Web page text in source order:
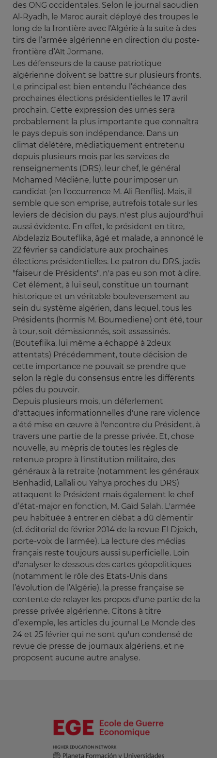
des ONG occidentales. Selon le journal saoudien
Al-Ryadh, le Maroc aurait déployé des troupes le
long de la frontière avec l’Algérie à la suite à des
tirs de l’armée algérienne en direction du poste-
frontière d’Aït Jormane.
Les défenseurs de la cause patriotique
algérienne doivent se battre sur plusieurs fronts.
Le principal est bien entendu l’échéance des
prochaines élections présidentielles le 17 avril
prochain. Cette expression des urnes sera
probablement la plus importante que connaîtra
le pays depuis son indépendance. Dans un
climat délétère, médiatiquement entretenu
depuis plusieurs mois par les services de
renseignements (DRS), leur chef, le général
Mohamed Médiène, lutte pour imposer un
candidat (en l'occurrence M. Ali Benflis). Mais, il
semble que son emprise, autrefois totale sur les
leviers de décision du pays, n'est plus aujourd'hui
aussi évidente. En effet, le président en titre,
Abdelaziz Bouteflika, âgé et malade, a annoncé le
22 février sa candidature aux prochaines
élections présidentielles. Le patron du DRS, jadis
"faiseur de Présidents", n'a pas eu son mot à dire.
Cet élément, à lui seul, constitue un tournant
historique et un véritable bouleversement au
sein du système algérien, dans lequel, tous les
Présidents (hormis M. Boumediene) ont été, tour
à tour, soit démissionnés, soit assassinés.
(Bouteflika, lui même a échappé à 2deux
attentats) Précédemment, toute décision de
cette importance ne pouvait se prendre que
selon la règle du consensus entre les différents
pôles du pouvoir.
Depuis plusieurs mois, un déferlement
d'attaques informationnelles d'une rare violence
a été mise en œuvre à l'encontre du Président, à
travers une partie de la presse privée. Et, chose
nouvelle, au mépris de toutes les règles de
retenue propre à l'institution militaire, des
généraux à la retraite (notamment les généraux
Benhadid, Lallali ou Yahya proches du DRS)
attaquent le Président mais également le chef
d’état-major en fonction, M. Gaïd Salah. L'armée
peu habituée à entrer en débat a dû démentir
(cf. éditorial de février 2014 de la revue El Djeich,
porte-voix de l'armée). La lecture des médias
français reste toujours aussi superficielle. Loin
d'analyser le dessous des cartes géopolitiques
(notamment le rôle des Etats-Unis dans
l’évolution de l’Algérie), la presse française se
contente de relayer les propos d'une partie de la
presse privée algérienne. Citons à titre
d’exemple, les articles du journal Le Monde des
24 et 25 février qui ne sont qu'un condensé de
revue de presse de journaux algériens, et ne
proposent aucune autre analyse.